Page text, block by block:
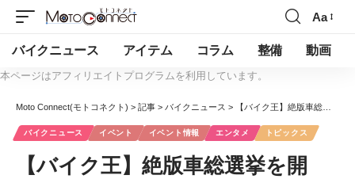
Aa
バイクニュース アイテム コラム 整備 動画
本ページはアフィリエイトプログラムを利用しています。
Moto Connect(モトコネクト) > 記事 > バイクニュース > 【バイク王】絶版車総選挙を開催！8月30日(金)より投票スタート！
バイクニュース イベント イベント情報 エンタメ トピックス
【バイク王】絶版車総選挙を開